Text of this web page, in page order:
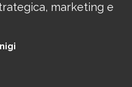
marketing e